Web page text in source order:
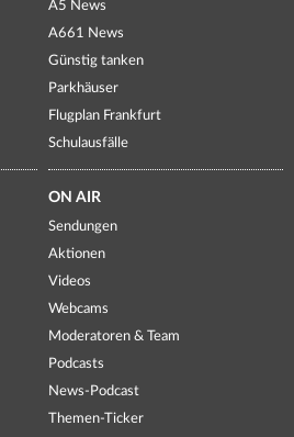
A5 News
A661 News
Günstig tanken
Parkhäuser
Flugplan Frankfurt
Schulausfälle
ON AIR
Sendungen
Aktionen
Videos
Webcams
Moderatoren & Team
Podcasts
News-Podcast
Themen-Ticker